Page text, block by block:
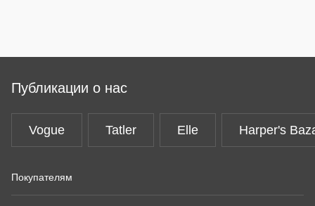
Публикации о нас
Vogue Tatler Elle Harper's
Покупателям